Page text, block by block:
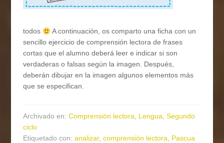
todos
A continuación, os comparto una ficha con un
sencillo ejercicio de comprensión lectora de frases
cortas que el alumno deberá leer e indicar si son
verdaderas o falsas según la imagen. Después,
deberán dibujar en la imagen algunos elementos más
que se especifican.
Archivado en:Comprensión lectora, Lengua,Segundo
ciclo
Etiquetado con:analizar,comprensión lectora, Pascua